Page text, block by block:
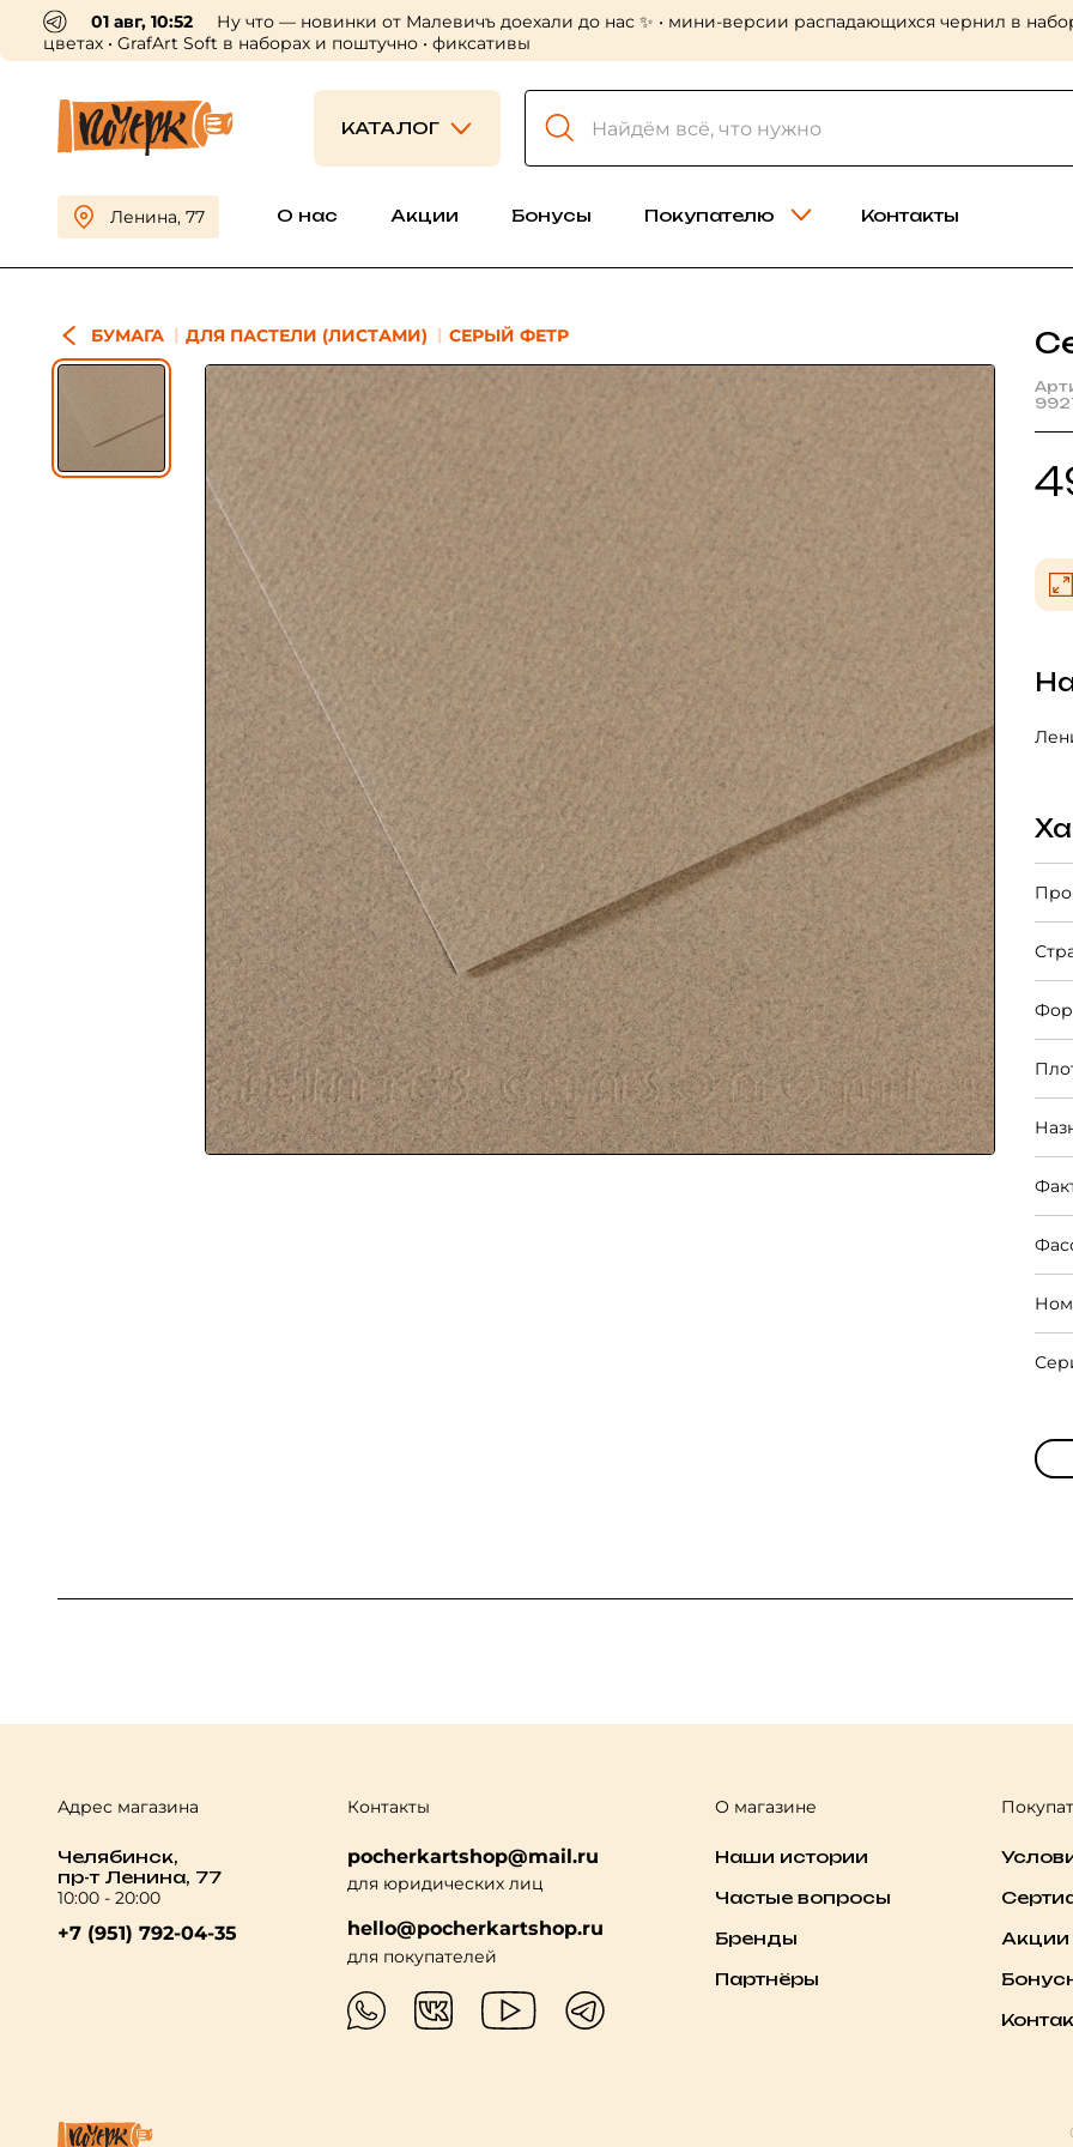
01 авг, 10:52
Ну что — новинки от Малевичъ доехали до нас ✨ • мини-версии распадающихся чернил в
цветах • GrafArt Soft в наборах и поштучно • фиксативы
КАТАЛОГ
Ленина, 77 О нас Акции Бонусы Покупателю Контакты
БУМАГА ДЛЯ ПАСТЕЛИ (ЛИСТАМИ) СЕРЫЙ ФЕТР
Адрес магазина
Челябинск,
пр-т Ленина, 77
10:00 - 20:00
+7 (951) 792-04-35
Контакты
pocherkartshop@mail.ru
для юридических лиц
hello@pocherkartshop.ru
для покупателей
О магазине
Наши истории
Частые вопросы
Бренды
Партнёры
Акции